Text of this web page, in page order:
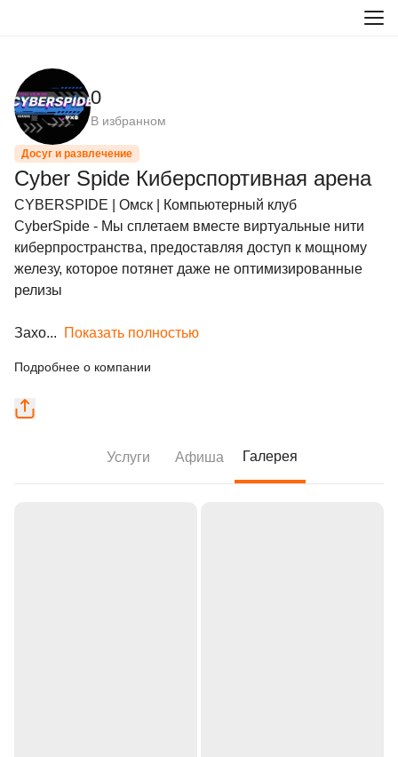
0
В избранном
Досуг и развлечение
Cyber Spide ​Киберспортивная арена
CYBERSPIDE | Омск | Компьютерный клуб
CyberSpide - Мы сплетаем вместе виртуальные нити
киберпространства, предоставляя доступ к мощному
железу, которое потянет даже не оптимизированные
релизы
Захо... Показать полностью
Подробнее о компании
Услуги Афиша Галерея